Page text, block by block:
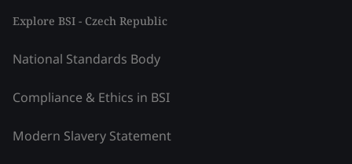
Explore BSI - Czech Republic
National Standards Body
Compliance & Ethics in BSI
Modern Slavery Statement